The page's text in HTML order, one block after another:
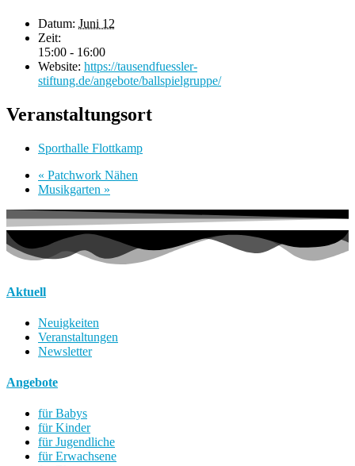
Datum: Juni 12
Zeit:
15:00 - 16:00
Website: https://tausendfuessler-
stiftung.de/angebote/ballspielgruppe/
Veranstaltungsort
Sporthalle Flottkamp
« Patchwork Nähen
Musikgarten »
Aktuell
Neuigkeiten
Veranstaltungen
Newsletter
Angebote
für Babys
für Kinder
für Jugendliche
für Erwachsene